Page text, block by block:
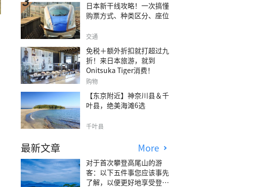
日本新干线攻略！一次搞懂
购票方式、种类区分、座位
交通
免税＋额外折扣就打超过九
折！来日本旅游，就到
Onitsuka Tiger消费！
购物
【东京附近】神奈川县＆千
叶县，绝美海滩6选
千叶县
最新文章 More
对于首次攀登高尾山的游
客：以下五件事您应该事先
了解，以便更好地享受登山